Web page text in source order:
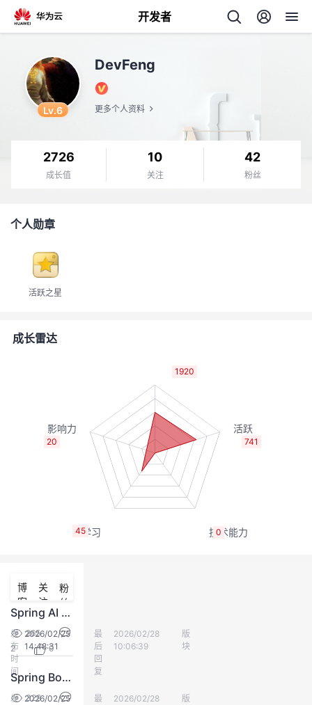
开发者
者
注
我
发
验
收
藏
Programs
的
议
Lv.6
DevFeng
更多个人资料
2726
成长值
10
关注
42
粉丝
个人勋章
活跃之星
成长雷达
1920
741
0
45
20
博
客
关
注
粉
丝
Spring AI ：Java 生态原生 AI 框架入门指南（转载）
发
布
时
间
2026/02/25
14:48:31
最
后
回
复
加油O幸福
2026/02/28
10:06:39
版
块
265
2
0
Spring Boot 3.2 新特性重磅解读：虚拟线程解锁 Java 并发新高度
发 2026/02/25
最
加油O幸福
2026/02/28
版
329